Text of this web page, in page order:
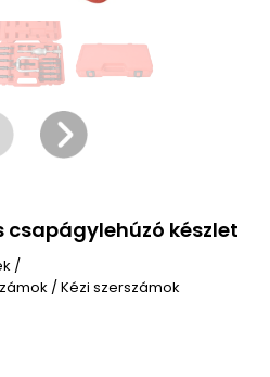
csapágylehúzó készlet
/
/Kézi szerszámok